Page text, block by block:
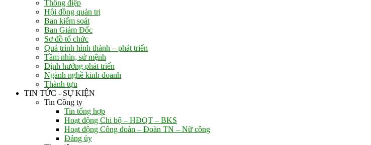
Thông điệp
Hội đồng quản trị
Ban kiểm soát
Ban Giám Đốc
Sơ đồ tổ chức
Quá trình hình thành – phát triển
Tầm nhìn, sứ mệnh
Định hướng phát triển
Ngành nghề kinh doanh
Thành tựu
TIN TỨC - SỰ KIỆN
Tin Công ty
Tin tổng hợp
Hoạt động Chi bộ – HĐQT – BKS
Hoạt động Công đoàn – Đoàn TN – Nữ công
Đảng ủy